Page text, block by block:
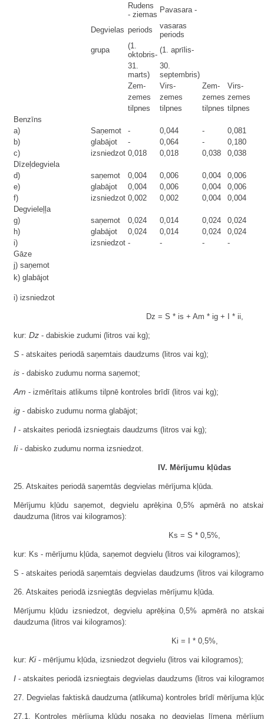
Rudens
- ziemas
Pavasara -
Degvielas periods
vasaras
periods
grupa
(1.
oktobris-
(1. aprīlis-
31.
marts)
30.
septembris)
Zem-
Virs- Zem-
Virs-
zemes
zemes zemes zemes
tilpnes
tilpnes tilpnes tilpnes
Benzīns
a)
Saņemot - 0,044 -
0,081
b)
glabājot - 0,064 -
0,180
c)
izsniedzot 0,018 0,018 0,038
0,038
Dīzeļdegviela
d)
saņemot 0,004 0,006 0,004
0,006
e)
glabājot 0,004 0,006 0,004
0,006
f)
izsniedzot 0,002 0,002 0,004
0,004
Degvieleļļa
g)
saņemot 0,024 0,014 0,024
0,024
h)
glabājot 0,024 0,014 0,024
0,024
i)
izsniedzot - - -
-
Gāze
j) saņemot
k) glabājot
i) izsniedzot
Dz = S * is + Am * ig + I * ii,
kur: Dz - dabiskie zudumi (litros vai kg);
S - atskaites periodā saņemtais daudzums (litros vai kg);
is - dabisko zudumu norma saņemot;
Am - izmērītais atlikums tilpnē kontroles brīdī (litros vai kg);
ig - dabisko zudumu norma glabājot;
I - atskaites periodā izsniegtais daudzums (litros vai kg);
Ii- dabisko zudumu norma izsniedzot.
IV. Mērījumu kļūdas
25. Atskaites periodā saņemtās degvielas mērījuma kļūda.
Mērījumu kļūdu saņemot, degvielu aprēķina 0,5% apmērā no
daudzuma (litros vai kilogramos):
Ks = S * 0,5%,
kur: Ks - mērījumu kļūda, saņemot degvielu (litros vai kilogramos);
S - atskaites periodā saņemtais degvielas daudzums (litros vai
26. Atskaites periodā izsniegtās degvielas mērījumu kļūda.
Mērījumu kļūdu izsniedzot, degvielu aprēķina 0,5% apmērā no
daudzuma (litros vai kilogramos):
Ki = I * 0,5%,
kur: Ki- mērījumu kļūda, izsniedzot degvielu (litros vai kilogramos);
I - atskaites periodā izsniegtais degvielas daudzums (litros vai
27. Degvielas faktiskā daudzuma (atlikuma) kontroles brīdī mērījuma
27.1. Kontroles mērījuma kļūdu nosaka no degvielas līmeņa